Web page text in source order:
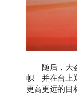
随后，大
帜，并在台上
更高更远的目